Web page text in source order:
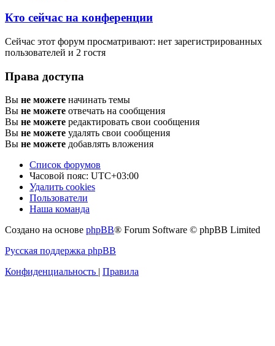
Кто сейчас на конференции
Сейчас этот форум просматривают: нет зарегистрированных
пользователей и 2 гостя
Права доступа
Вы не можете начинать темы
Вы не можете отвечать на сообщения
Вы не можете редактировать свои сообщения
Вы не можете удалять свои сообщения
Вы не можете добавлять вложения
Список форумов
Часовой пояс: UTC+03:00
Удалить cookies
Пользователи
Наша команда
Создано на основе phpBB® Forum Software © phpBB Limited
Русская поддержка phpBB
Конфиденциальность | Правила